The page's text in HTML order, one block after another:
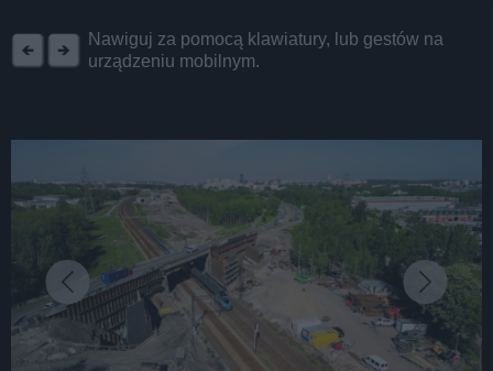
Nawiguj za pomocą klawiatury, lub gestów na
urządzeniu mobilnym.